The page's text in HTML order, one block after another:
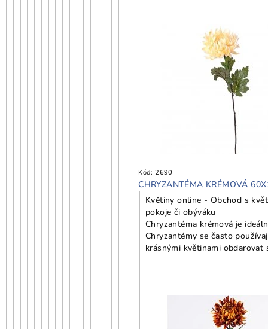
Kód: 2690
CHRYZANTÉMA KRÉMOVÁ
Květiny online - Obchod s
pokoje či obýváku
Chryzantéma krémová je
Chryzantémy se často
krásnými květinami